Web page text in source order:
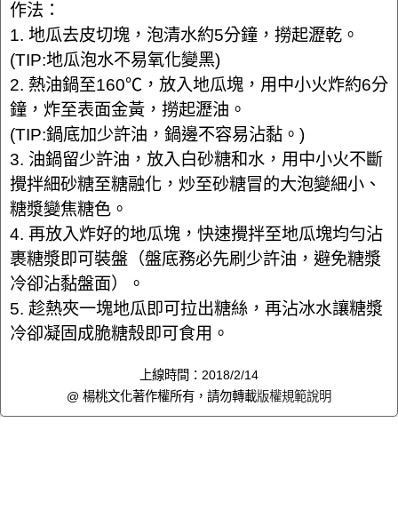
作法：
1. 地瓜去皮切塊，泡清水約5分鐘，撈起瀝乾。
(TIP:地瓜泡水不易氧化變黑)
2. 熱油鍋至160℃，放入地瓜塊，用中小火炸約6分
鐘，炸至表面金黃，撈起瀝油。
(TIP:鍋底加少許油，鍋邊不容易沾黏。)
3. 油鍋留少許油，放入白砂糖和水，用中小火不斷
攪拌細砂糖至糖融化，炒至砂糖冒的大泡變細小、
糖漿變焦糖色。
4. 再放入炸好的地瓜塊，快速攪拌至地瓜塊均勻沾
裹糖漿即可裝盤（盤底務必先刷少許油，避免糖漿
冷卻沾黏盤面）。
5. 趁熱夾一塊地瓜即可拉出糖絲，再沾冰水讓糖漿
冷卻凝固成脆糖殼即可食用。
上線時間：2018/2/14
@ 楊桃文化著作權所有，請勿轉載版權規範說明